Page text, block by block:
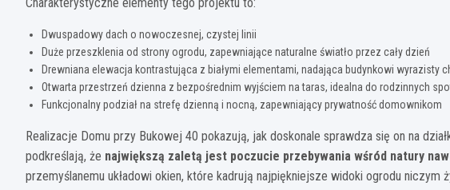
Dwuspadowy dach o nowoczesnej, czystej linii
Duże przeszklenia od strony ogrodu, zapewniające naturalne światło przez cały dzień
Drewniana elewacja kontrastująca z białymi elementami, nadająca budynkowi wyrazisty
Otwarta przestrzeń dzienna z bezpośrednim wyjściem na taras, idealna do rodzinnych
Funkcjonalny podział na strefę dzienną i nocną, zapewniający prywatność domownikom
Realizacje Domu przy Bukowej 40 pokazują, jak doskonale sprawdza się on na
podkreślają, że największą zaletą jest poczucie przebywania wśród natury
przemyślanemu układowi okien, które kadrują najpiękniejsze widoki ogrodu niczym